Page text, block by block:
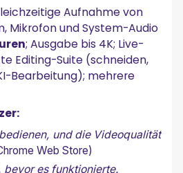
Aufnahme von
Mikrofon und System-Audio
; Ausgabe bis 4K; Live-
Editing-Suite (schneiden,
Bearbeitung); mehrere
und die Videoqualität
Web Store)
bevor es funktionierte.